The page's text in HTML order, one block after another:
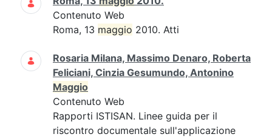
Contenuto Web
Roma, 13 maggio 2010. Atti
Rosaria Milana, Massimo Denaro, Roberta
Feliciani, Cinzia Gesumundo, Antonino
Maggio
Contenuto Web
Rapporti ISTISAN. Linee guida per il
riscontro documentale sull'applicazione